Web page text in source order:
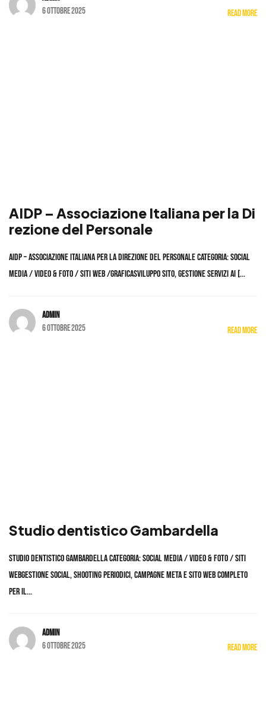
6 Ottobre 2025
Read More
AIDP – Associazione Italiana per la Di
rezione del Personale
AIDP – Associazione Italiana per la Direzione del Personale Categoria: Social
Media / Video & Foto / Siti Web /GraficaSviluppo sito, gestione servizi ai [...
admin
6 Ottobre 2025
Read More
Studio dentistico Gambardella
Studio dentistico Gambardella Categoria: Social Media / Video & Foto / Siti
WebGestione social, shooting periodici, campagne Meta e sito web completo
per il...
admin
6 Ottobre 2025
Read More